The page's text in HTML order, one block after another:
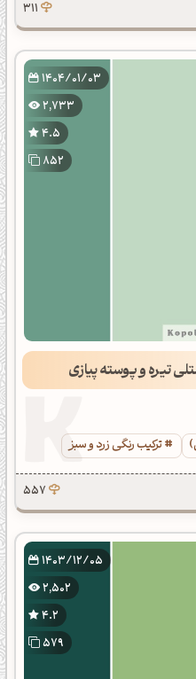
311
1404/01/03
2,733
4.5
852
تیره و پوسته پیازی
ترکیب رنگی زرد و سبز
557
1403/12/05
2,502
4.2
579